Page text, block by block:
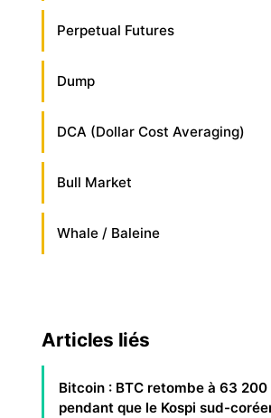
Perpetual Futures
Dump
DCA (Dollar Cost Averaging)
Bull Market
Whale / Baleine
Articles liés
Bitcoin : BTC retombe à 63
pendant que le Kospi sud-